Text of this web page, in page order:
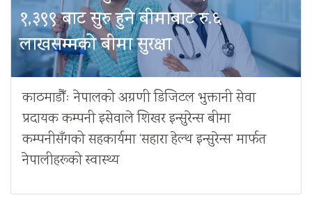
१,३९९ बाट सुरु हुने बीमाबाट रु.६
लाखसम्मको बीमा सुरक्षा
काठमाडौँः नेपालको अग्रणी डिजिटल भुक्तानी सेवा
प्रदायक कम्पनी इसेवाले शिखर इन्सुरेन्स बीमा
कम्पनीसँगको सहकार्यमा ‘सहारा हेल्थ इन्सुरेन्स’ मार्फत
नेपालीहरूको स्वास्थ्य